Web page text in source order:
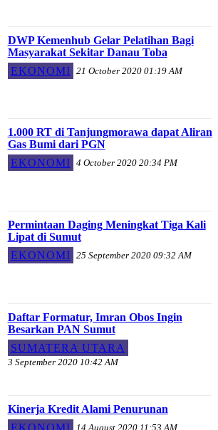
DWP Kemenhub Gelar Pelatihan Bagi
Masyarakat Sekitar Danau Toba
EKONOMI 21 October 2020 01:19 AM
1.000 RT di Tanjungmorawa dapat Aliran
Gas Bumi dari PGN
EKONOMI 4 October 2020 20:34 PM
Permintaan Daging Meningkat Tiga Kali
Lipat ‎di Sumut
EKONOMI 25 September 2020 09:32 AM
Daftar Formatur, Imran Obos Ingin
Besarkan PAN Sumut
SUMATERA UTARA
3 September 2020 10:42 AM
Kinerja Kredit Alami Penurunan
14 August 2020 11:53 AM